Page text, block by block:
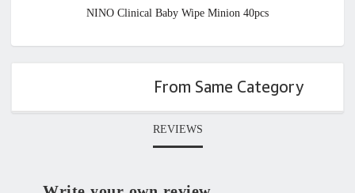
NINO Clinical Baby Wipe Minion 40pcs
From Same Category
REVIEWS